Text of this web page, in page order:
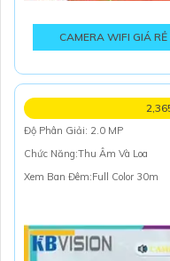
CAMERA WIFI GIÁ
Độ Phân Giải: 2.0 MP
Chức Năng:Thu Âm Và Loa
Xem Ban Đêm:Full Color 30m